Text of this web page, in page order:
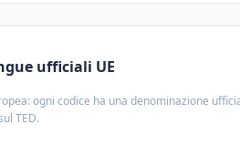
ufficiali UE
ogni codice ha una denominazione
TED.